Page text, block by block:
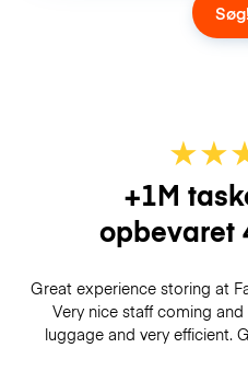
Søg!
★★
+1M
opbevaret
Great experience storing at
Very nice staff coming
luggage and very efficient.